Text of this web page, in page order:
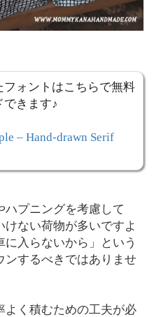
フォントはこちらで無料
できます♪
– Hand-drawn Serif
ハプニングを考慮して
ない荷物が多いですよ
入らないから」という
ンするべきではありませ
よく積むための工夫が必